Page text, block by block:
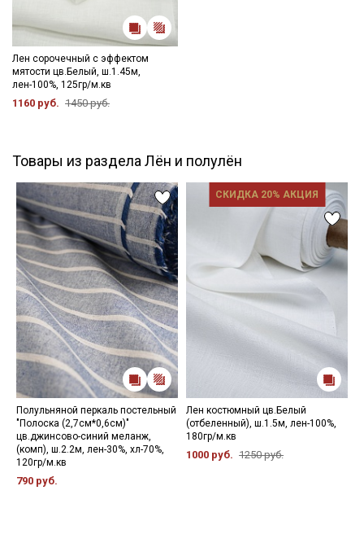
Лен сорочечный с эффектом
мятости цв.Белый, ш.1.45м,
лен-100%, 125гр/м.кв
1160 руб. 1450 руб.
Товары из раздела Лён и полулён
Полульняной перкаль постельный
"Полоска (2,7см*0,6см)"
цв.джинсово-синий меланж,
(комп), ш.2.2м, лен-30%, хл-70%,
120гр/м.кв
790 руб.
СКИДКА 20% АКЦИЯ
Лен костюмный цв.Белый
(отбеленный), ш.1.5м, лен-100%,
180гр/м.кв
1000 руб. 1250 руб.